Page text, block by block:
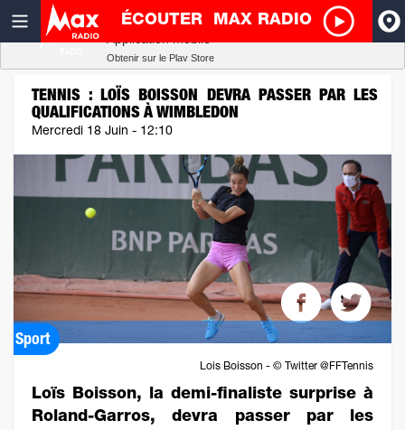
ÉCOUTER MAX RADIO
TENNIS : LOÏS BOISSON DEVRA PASSER PAR LES
QUALIFICATIONS À WIMBLEDON
Mercredi 18 Juin - 12:10
Sport
Lois Boisson - © Twitter @FFTennis
Loïs Boisson, la demi-finaliste surprise à
Roland-Garros, devra passer par les
Radio SCOOP
Obtenir sur le Play Store
Télécharger